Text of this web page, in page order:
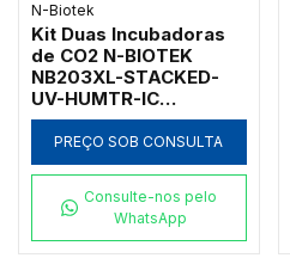
N-Biotek
Kit Duas Incubadoras
de CO2 N-BIOTEK
NB203XL-STACKED-
UV-HUMTR-IC
Empilhadas Jaqueta de
Ar 358L
PREÇO SOB CONSULTA
Consulte-nos pelo
WhatsApp